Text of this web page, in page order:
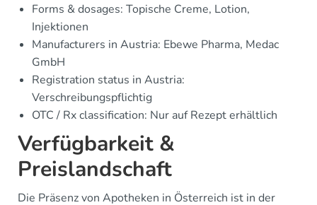
Forms & dosages: Topische Creme, Lotion,
Injektionen
Manufacturers in Austria: Ebewe Pharma, Medac
GmbH
Registration status in Austria:
Verschreibungspflichtig
OTC / Rx classification: Nur auf Rezept erhältlich
Verfügbarkeit &
Preislandschaft
Die Präsenz von Apotheken in Österreich ist in der